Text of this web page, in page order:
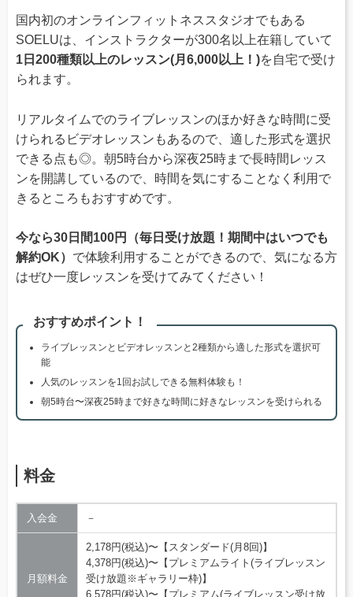
国内初のオンラインフィットネススタジオでもある
SOELUは、インストラクターが300名以上在籍していて
1日200種類以上のレッスン(月6,000以上！)を自宅で受け
られます。
リアルタイムでのライブレッスンのほか好きな時間に受
けられるビデオレッスンもあるので、適した形式を選択
できる点も◎。朝5時台から深夜25時まで長時間レッス
ンを開講しているので、時間を気にすることなく利用で
きるところもおすすめです。
今なら30日間100円（毎日受け放題！期間中はいつでも
解約OK） で体験利用することができるので、気になる方
はぜひ一度レッスンを受けてみてください！
おすすめポイント！
ライブレッスンとビデオレッスンと2種類から適した形式を選択可
能
人気のレッスンを1回お試しできる無料体験も！
朝5時台〜深夜25時まで好きな時間に好きなレッスンを受けられる
料金
入会金 －
月額料金
2,178円(税込)〜【スタンダード(月8回)】
4,378円(税込)〜【プレミアムライト(ライブレッスン
受け放題※ギャラリー枠)】
6,578円(税込)〜【プレミアム(ライブレッスン受け放